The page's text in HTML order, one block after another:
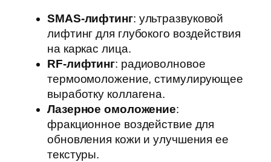
SMAS-лифтинг: ультразвуковой
лифтинг для глубокого воздействия
на каркас лица.
RF-лифтинг: радиоволновое
термоомоложение, стимулирующее
выработку коллагена.
Лазерное омоложение:
фракционное воздействие для
обновления кожи и улучшения ее
текстуры.